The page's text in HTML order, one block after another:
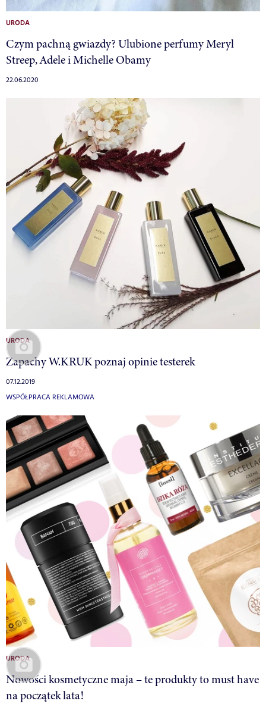
URODA
Czym pachną gwiazdy? Ulubione perfumy Meryl
Streep, Adele i Michelle Obamy
22.06.2020
URODA
Zapachy W.KRUK poznaj opinie testerek
07.12.2019
WSPÓŁPRACA REKLAMOWA
URODA
Nowości kosmetyczne maja – te produkty to must have
na początek lata!